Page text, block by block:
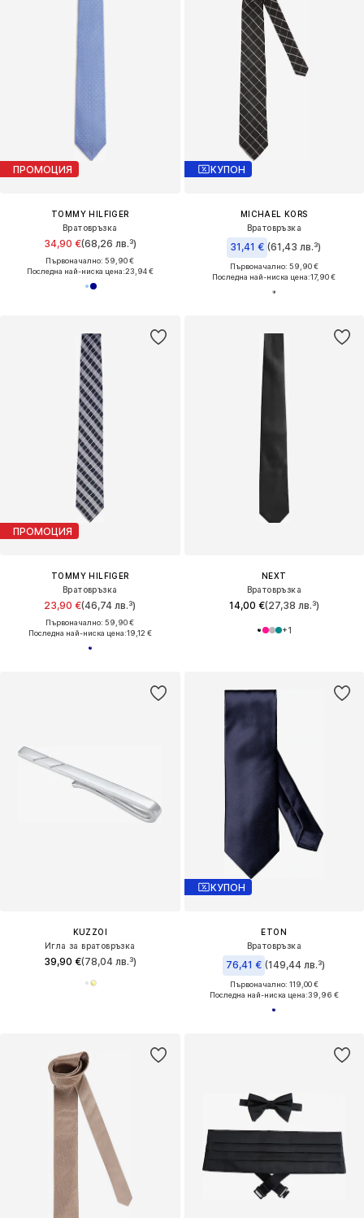
ПРОМОЦИЯ
TOMMY HILFIGER
Вратовръзка
34,90 €(68,26 лв.³)
Първоначално: 59,90 €
Последна най-ниска цена:23,94 €
КУПОН
MICHAEL KORS
Вратовръзка
31,41 € (61,43 лв.³)
Първоначално: 59,90 €
Последна най-ниска цена:17,90 €
ПРОМОЦИЯ
TOMMY HILFIGER
Вратовръзка
23,90 €(46,74 лв.³)
Първоначално: 59,90 €
Последна най-ниска цена:19,12 €
NEXT
Вратовръзка
14,00 €(27,38 лв.³)
+1
KUZZOI
Игла за вратовръзка
39,90 €(78,04 лв.³)
КУПОН
ETON
Вратовръзка
76,41 € (149,44 лв.³)
Първоначално: 119,00 €
Последна най-ниска цена:39,96 €